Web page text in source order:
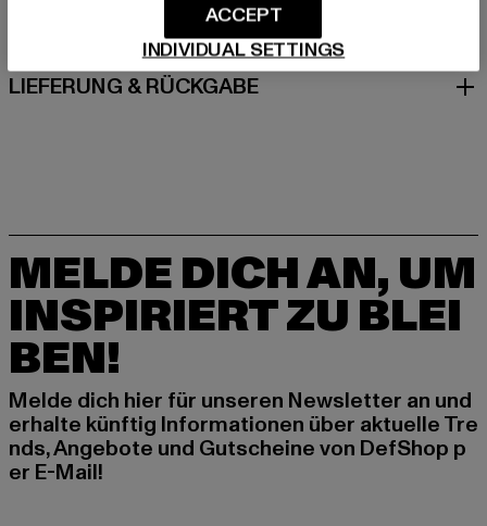
GRÖSSE & PASSFORM
LIEFERUNG & RÜCKGABE
MELDE DICH AN, UM
INSPIRIERT ZU BLEI
BEN!
Melde dich hier für unseren Newsletter an und
erhalte künftig Informationen über aktuelle Tre
nds, Angebote und Gutscheine von DefShop p
er E-Mail!
INDIVIDUAL SETTINGS
ACCEPT